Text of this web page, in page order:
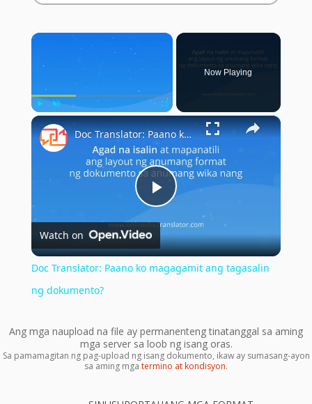
×
Play Unmute Fullscreen
Now Playing
×
Play
Video
Doc Translator: Paano ko magagamit ang tagasalin ng dokumento?
Watch on
Doc Translator: Paano ko magagamit ang tagasalin
ng dokumento?
Ang mga naupload na file ay permanenteng tinatanggal sa aming
mga server sa loob ng isang oras.
Sa pamamagitan ng pag-upload ng isang dokumento, ikaw ay sumasang-ayon
sa aming mga termino at kondisyon.